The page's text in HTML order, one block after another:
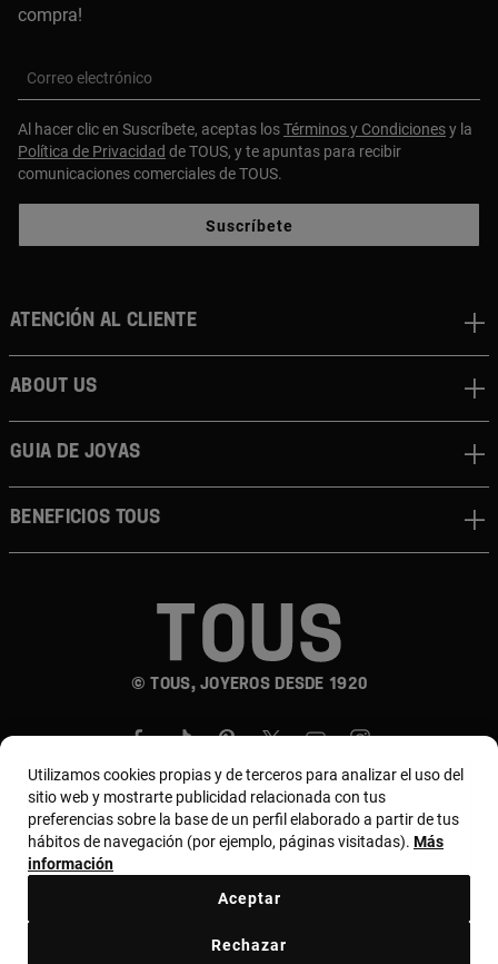
compra!
Correo electrónico
Al hacer clic en Suscríbete, aceptas losTérminos y Condicionesy la
Política de Privacidad de TOUS, y te apuntas para recibir
comunicaciones comerciales de TOUS.
Suscríbete
© TOUS, JOYEROS DESDE 1920
Atención al cliente
About us
Guia de joyas
Beneficios TOUS
País y moneda:Costa Rica / US Dollar
Utilizamos cookies propias y de terceros para analizar el uso del
sitio web y mostrarte publicidad relacionada con tus
preferencias sobre la base de un perfil elaborado a partir de tus
hábitos de navegación (por ejemplo, páginas visitadas). Más
información
Rechazar
Aceptar